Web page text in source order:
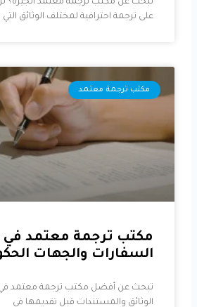
تبحث عن مكتب ترجمة معتمد الجيزة؟
على ترجمة احترافية لمختلف الوثائق التي
مكتب ترجمة معتمد
مكتب ترجمة معتمد في
السفارات والجهات
تبحث عن أفضل مكتب ترجمة معتمد في
الوثائق والمستندات قبل تقديمها في